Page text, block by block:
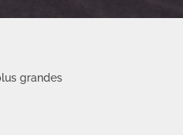
grandes